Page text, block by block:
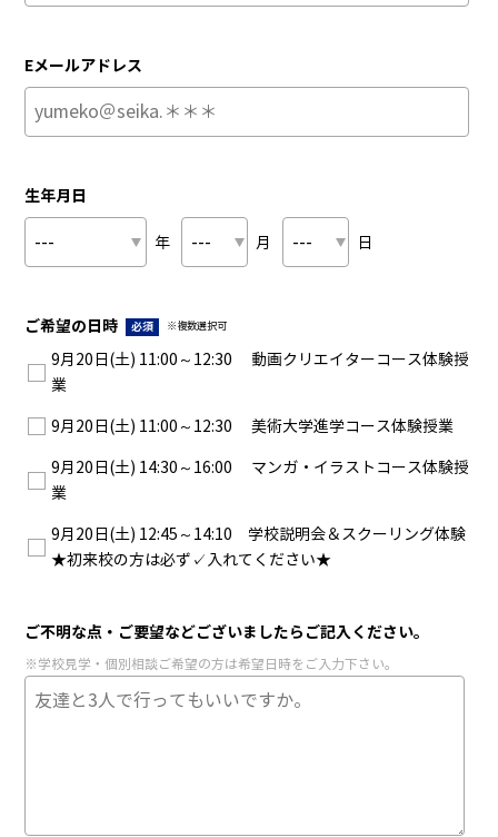
Eメールアドレス
生年月日
年 月 日
ご希望の日時 必須 ※複数選択可
9月20日(土) 11:00～12:30 動画クリエイターコース体験授
業
9月20日(土) 11:00～12:30 美術大学進学コース体験授業
9月20日(土) 14:30～16:00 マンガ・イラストコース体験授
業
9月20日(土) 12:45～14:10 学校説明会＆スクーリング体験
★初来校の方は必ず✓入れてください★
ご不明な点・ご要望などございましたらご記入ください。
※学校見学・個別相談ご希望の方は希望日時をご入力下さい。